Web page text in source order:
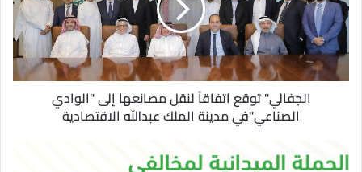
إ
ل
ك
ت
ر
الجفالي" توقع اتفاقاً لنقل مصانعها إلى "الوادي
الصناعي"في مدينة الملك عبدالله الاقتصادية